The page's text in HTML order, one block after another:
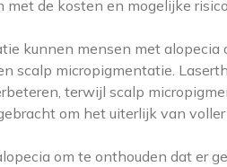
de kosten en mogelijke
kunnen mensen met
scalp micropigmentatie.
terwijl scalp
om het uiterlijk van voller
om te onthouden dat er